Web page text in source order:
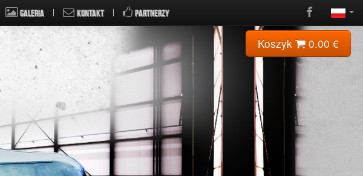
GALERIA KONTAKT PARTNERZY
Koszyk 0.00 €